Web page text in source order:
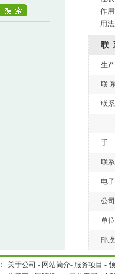
作
用
联
生
联
联
手
联
电
公
单
邮
关于公司 - 网站简介- 服务项目 -